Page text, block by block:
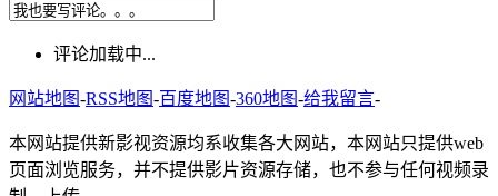
评论加载中...
网站地图-RSS地图-百度地图-360地图-给我留言-
本网站提供新影视资源均系收集各大网站，本网站只提供web
页面浏览服务，并不提供影片资源存储，也不参与任何视频录